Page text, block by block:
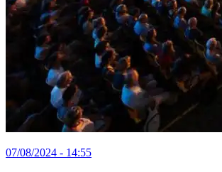
07/08/2024 - 14:55